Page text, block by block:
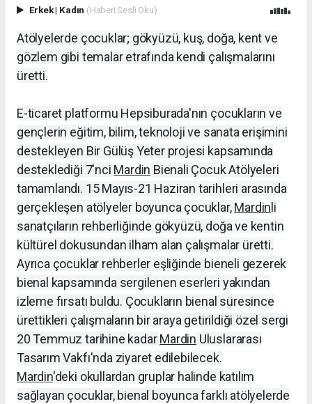
Erkek| Kadın (Haberi Sesli Oku)
Atölyelerde çocuklar; gökyüzü, kuş, doğa, kent ve
gözlem gibi temalar etrafında kendi çalışmalarını
üretti.
E-ticaret platformu Hepsiburada'nın çocukların ve
gençlerin eğitim, bilim, teknoloji ve sanata erişimini
destekleyen Bir Gülüş Yeter projesi kapsamında
desteklediği 7'nci Mardin Bienali Çocuk Atölyeleri
tamamlandı. 15 Mayıs-21 Haziran tarihleri arasında
gerçekleşen atölyeler boyunca çocuklar,Mardin li
sanatçıların rehberliğinde gökyüzü, doğa ve kentin
kültürel dokusundan ilham alan çalışmalar üretti.
Ayrıca çocuklar rehberler eşliğinde bieneli gezerek
bienal kapsamında sergilenen eserleri yakından
izleme fırsatı buldu. Çocukların bienal süresince
ürettikleri çalışmaların bir araya getirildiği özel sergi
20 Temmuz tarihine kadarMardin Uluslararası
Tasarım Vakfı'nda ziyaret edilebilecek.
Mardin'deki okullardan gruplar halinde katılım
sağlayan çocuklar, bienal boyunca farklı atölyelerde